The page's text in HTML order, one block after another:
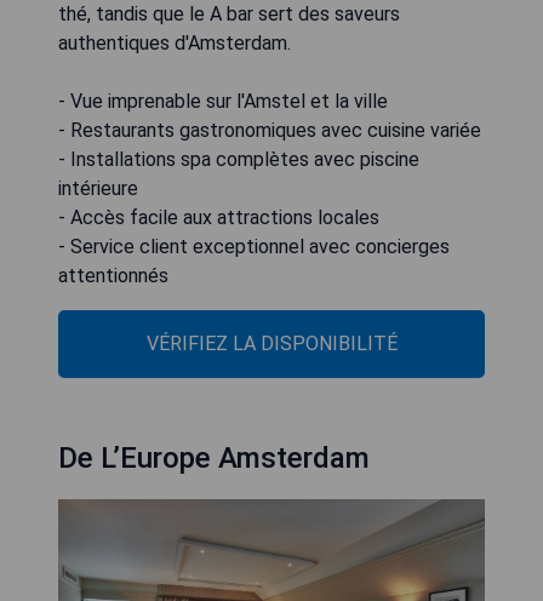
thé, tandis que le A bar sert des saveurs
authentiques d'Amsterdam.
- Vue imprenable sur l'Amstel et la ville
- Restaurants gastronomiques avec cuisine variée
- Installations spa complètes avec piscine
intérieure
- Accès facile aux attractions locales
- Service client exceptionnel avec concierges
attentionnés
VÉRIFIEZ LA DISPONIBILITÉ
De L’Europe Amsterdam